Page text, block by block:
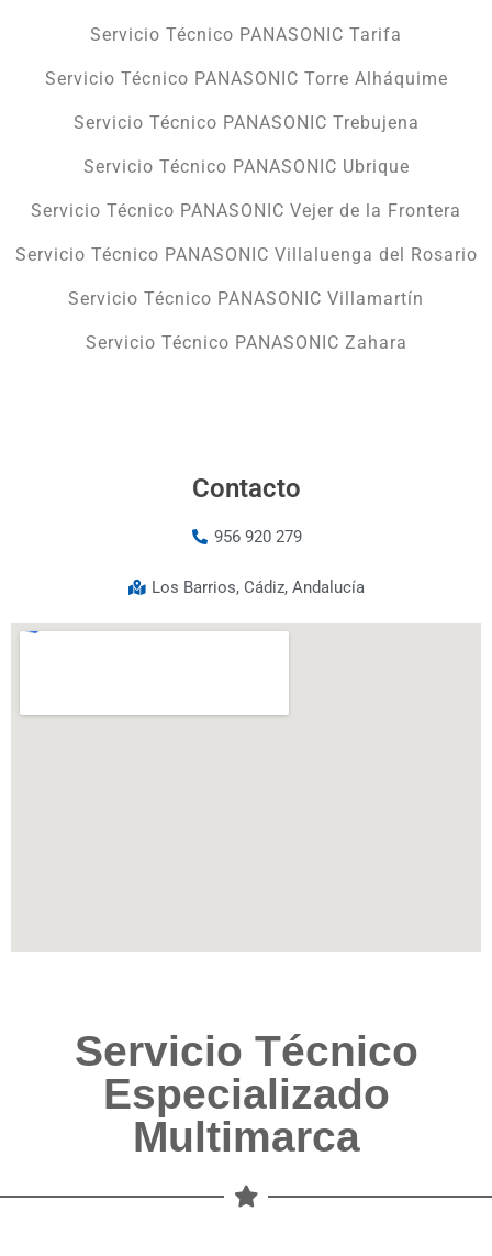
Servicio Técnico PANASONIC Tarifa
Servicio Técnico PANASONIC Torre Alháquime
Servicio Técnico PANASONIC Trebujena
Servicio Técnico PANASONIC Ubrique
Servicio Técnico PANASONIC Vejer de la Frontera
Servicio Técnico PANASONIC Villaluenga del Rosario
Servicio Técnico PANASONIC Villamartín
Servicio Técnico PANASONIC Zahara
Contacto
956 920 279
Los Barrios, Cádiz, Andalucía
Servicio Técnico
Especializado
Multimarca